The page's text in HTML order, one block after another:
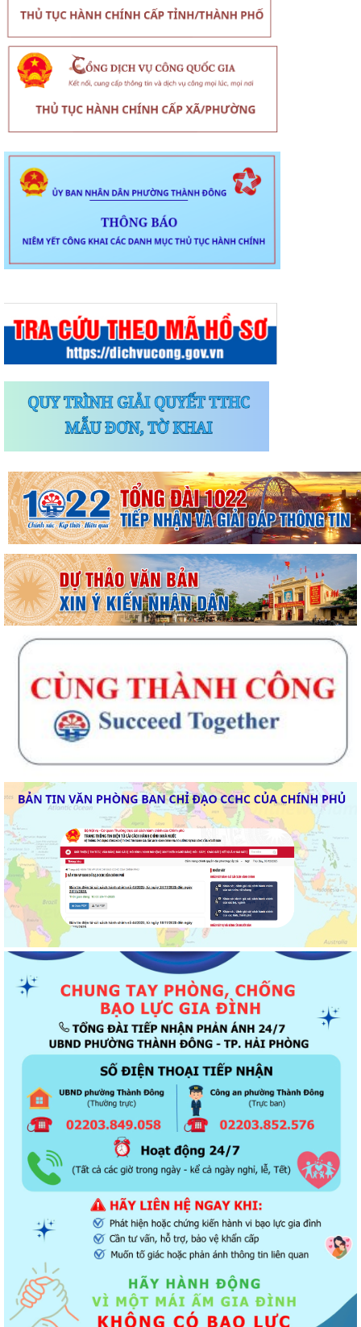
Thông báo về chương trình thu hồi để kiểm tra, khắc phục sự cố các
dòng xe mô tô Honda CB1000...
Kết quả Kỳ họp thứ 3 HĐND thành phố Hải Phòng khóa XIV, nhiệm kỳ
2021 - 2026
Khai thác tài liệu số và Chatbox AI trợi giúp pháp luật
Đẩy mạnh tuyên truyền thực hiện Chương trình hành động của Thành
ủy về xây dựng và hoàn thiện nhà...
Tăng cường các giải pháp đấu tranh, ngăn chặn và xử lý hành vi xâm
phạm quyền sở hữu trí tuệ trên...
Ủy ban nhân dân phường Thành Đông thông báo về việc chấm dứt
hoạt động kinh doanh tại Chợ tạm Chi...
Đảng ủy phường Thành Đông đẩy mạnh tuyên truyền, thực hiện Nghị